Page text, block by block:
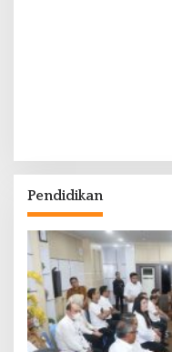
Pendidikan